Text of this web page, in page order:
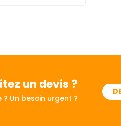
un devis ?
Un besoin urgent ?